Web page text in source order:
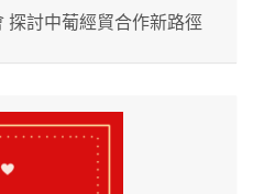
探討中葡經貿合作新路徑